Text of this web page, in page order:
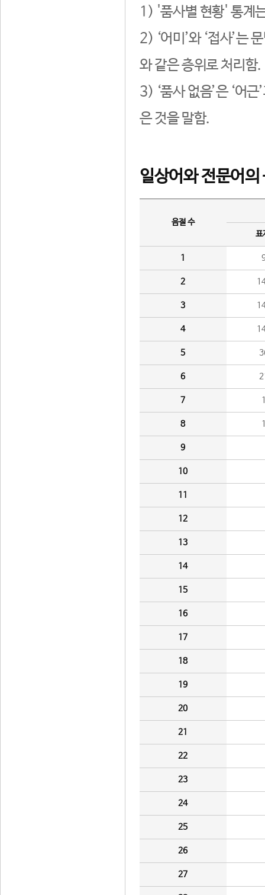
1) '품사별 현황' 통계
2) ‘어미’와 ‘접사’는
와 같은 층위로 처리함.
3) ‘품사 없음’은 ‘어
은 것을 말함.
일상어와 전문어의
음절 수
표
1
2
3
4
5
6
7
8
9
10
11
12
13
14
15
16
17
18
19
20
21
22
23
24
25
26
27